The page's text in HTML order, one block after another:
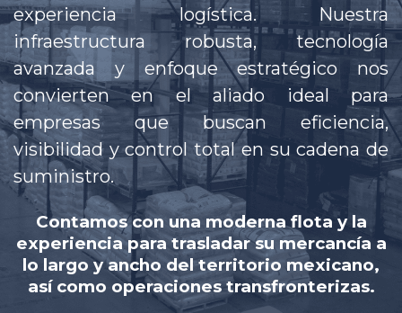
experiencia logística. Nuestra
infraestructura robusta, tecnología
avanzada y enfoque estratégico nos
convierten en el aliado ideal para
empresas que buscan eficiencia,
visibilidad y control total en su cadena de
suministro.
Contamos con una moderna flota y la
experiencia para trasladar su mercancía a
lo largo y ancho del territorio mexicano,
así como operaciones transfronterizas.